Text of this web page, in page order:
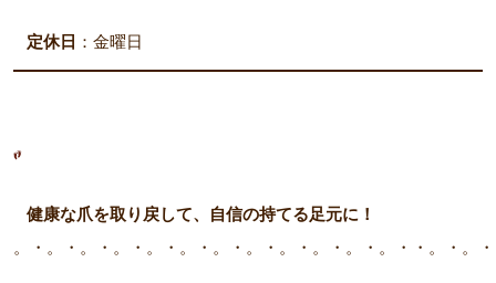
定休日 ：金曜日
健康な爪を取り戻して、自信の持てる足元に！
。・。・。・。・。・。・。・。・。・。・。・。・・。・。